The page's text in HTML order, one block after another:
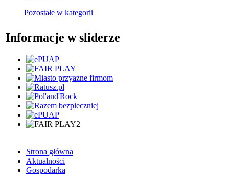
Pozostałe w kategorii
Informacje w sliderze
Strona główna
Aktualności
Gospodarka